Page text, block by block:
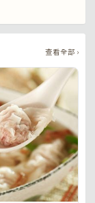
查看全部 ›